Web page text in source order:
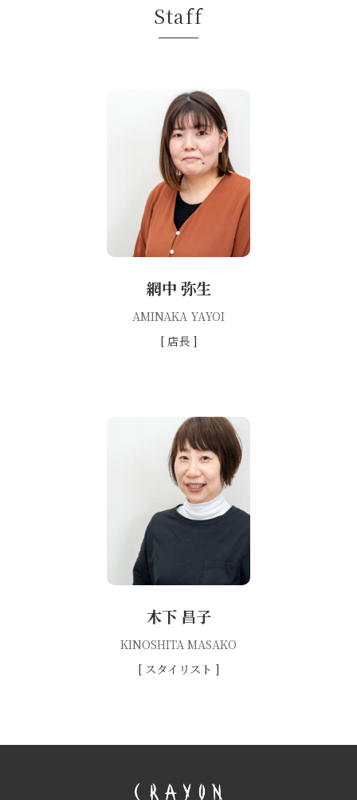
Staff
網中 弥生
AMINAKA YAYOI
[ 店長 ]
木下 昌子
KINOSHITA MASAKO
[ スタイリスト ]